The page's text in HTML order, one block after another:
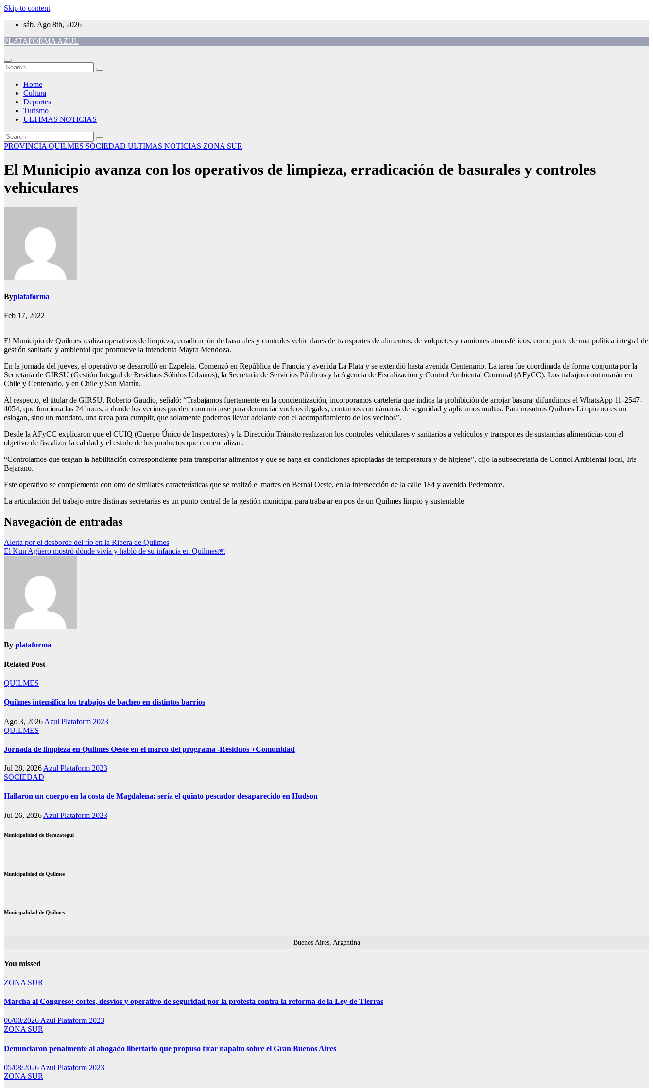
Skip to content
sáb. Ago 8th, 2026
PLATAFORMA AZUL
Home
Cultura
Deportes
Turismo
ULTIMAS NOTICIAS
PROVINCIA QUILMES SOCIEDAD ULTIMAS NOTICIAS ZONA SUR
El Municipio avanza con los operativos de limpieza, erradicación de basurales y controles
vehiculares
Byplataforma
Feb 17, 2022
El Municipio de Quilmes realiza operativos de limpieza, erradicación de basurales y controles vehiculares de transportes de alimentos, de volquetes y camiones atmosféricos, como parte de una política integral de
gestión sanitaria y ambiental que promueve la intendenta Mayra Mendoza.
En la jornada del jueves, el operativo se desarrolló en Ezpeleta. Comenzó en República de Francia y avenida La Plata y se extendió hasta avenida Centenario. La tarea fue coordinada de forma conjunta por la
Secretaría de GIRSU (Gestión Integral de Residuos Sólidos Urbanos), la Secretaría de Servicios Públicos y la Agencia de Fiscalización y Control Ambiental Comunal (AFyCC). Los trabajos continuarán en
Chile y Centenario, y en Chile y San Martín.
Al respecto, el titular de GIRSU, Roberto Gaudio, señaló: “Trabajamos fuertemente en la concientización, incorporamos cartelería que indica la prohibición de arrojar basura, difundimos el WhatsApp 11-2547-
4054, que funciona las 24 horas, a donde los vecinos pueden comunicarse para denunciar vuelcos ilegales, contamos con cámaras de seguridad y aplicamos multas. Para nosotros Quilmes Limpio no es un
eslogan, sino un mandato, una tarea para cumplir, que solamente podemos llevar adelante con el acompañamiento de los vecinos”.
Desde la AFyCC explicaron que el CUIQ (Cuerpo Único de Inspectores) y la Dirección Tránsito realizaron los controles vehiculares y sanitarios a vehículos y transportes de sustancias alimenticias con el
objetivo de fiscalizar la calidad y el estado de los productos que comercializan.
“Controlamos que tengan la habilitación correspondiente para transportar alimentos y que se haga en condiciones apropiadas de temperatura y de higiene”, dijo la subsecretaria de Control Ambiental local, Iris
Bejarano.
Este operativo se complementa con otro de similares características que se realizó el martes en Bernal Oeste, en la intersección de la calle 184 y avenida Pedemonte.
La articulación del trabajo entre distintas secretarías es un punto central de la gestión municipal para trabajar en pos de un Quilmes limpio y sustentable
Navegación de entradas
Alerta por el desborde del río en la Ribera de Quilmes
El Kun Agüero mostró dónde vivía y habló de su infancia en Quilmes￼
By plataforma
Related Post
QUILMES
Quilmes intensifica los trabajos de bacheo en distintos barrios
Ago 3, 2026 Azul Plataform 2023
QUILMES
Jornada de limpieza en Quilmes Oeste en el marco del programa -Residuos +Comunidad
Jul 28, 2026 Azul Plataform 2023
SOCIEDAD
Hallaron un cuerpo en la costa de Magdalena: sería el quinto pescador desaparecido en Hudson
Jul 26, 2026 Azul Plataform 2023
Municipalidad de Berazategui
Municipalidad de Quilmes
Municipalidad de Quilmes
Buenos Aires, Argentina
You missed
ZONA SUR
Marcha al Congreso: cortes, desvíos y operativo de seguridad por la protesta contra la reforma de la Ley de Tierras
06/08/2026Azul Plataform 2023
ZONA SUR
Denunciaron penalmente al abogado libertario que propuso tirar napalm sobre el Gran Buenos Aires
05/08/2026 Azul Plataform 2023
ZONA SUR